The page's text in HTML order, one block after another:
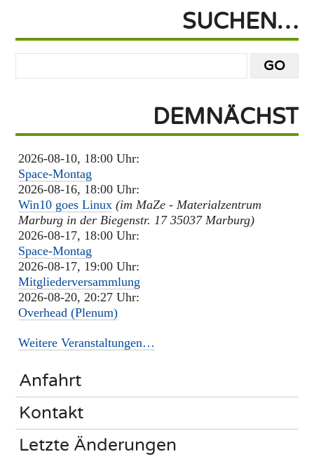
SUCHEN…
DEMNÄCHST
2026-08-10, 18:00 Uhr:
Space-Montag
2026-08-16, 18:00 Uhr:
Win10 goes Linux (im MaZe - Materialzentrum
Marburg in der Biegenstr. 17 35037 Marburg)
2026-08-17, 18:00 Uhr:
Space-Montag
2026-08-17, 19:00 Uhr:
Mitgliederversammlung
2026-08-20, 20:27 Uhr:
Overhead (Plenum)
Weitere Veranstaltungen…
Anfahrt
Kontakt
Letzte Änderungen